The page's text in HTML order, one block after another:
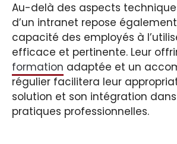
Au-delà des aspects
d’un intranet repose
capacité des employés à
efficace et pertinente. Leur
formation adaptée et un
régulier facilitera leur
solution et son intégration
pratiques professionnelles.